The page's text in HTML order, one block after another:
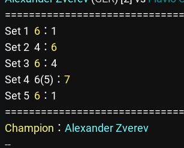
Set 1 6 ：1
Set 2  4： 6
Set 3 6 ：4
Set 4  6(5)： 7
Set 5 6 ：1
Champion ： Alexander Zverev